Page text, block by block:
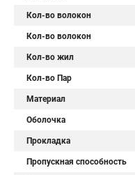
Кол-во волокон
Кол-во волокон
Кол-во жил
Кол-во Пар
Материал
Оболочка
Прокладка
Пропускная способность